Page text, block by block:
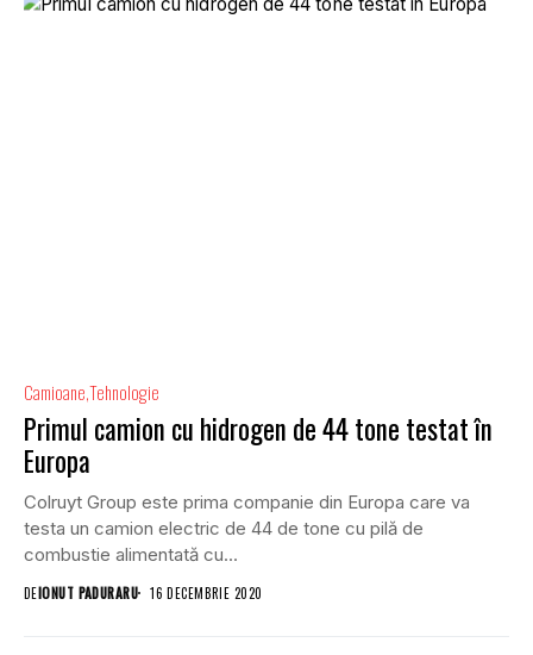
CamioaneTehnologie
Primul camion cu hidrogen de 44 tone testat în
Europa
Colruyt Group este prima companie din Europa care va
testa un camion electric de 44 de tone cu pilă de
combustie alimentată cu...
DEIONUT PADURARU 16 DECEMBRIE 2020